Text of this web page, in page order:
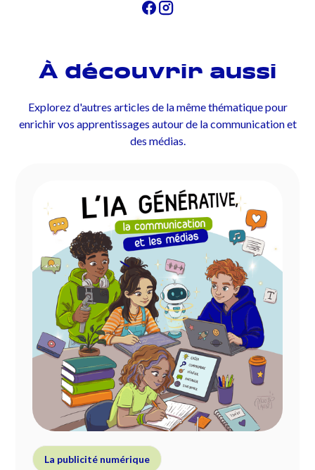
À découvrir aussi
Explorez d'autres articles de la même thématique pour
enrichir vos apprentissages autour de la communication et
des médias.
La publicité numérique